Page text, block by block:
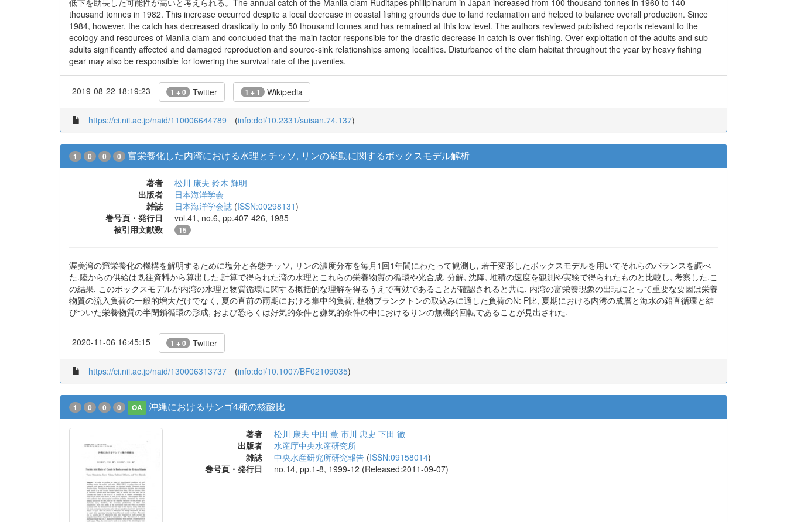
低下を助長した可能性が高いと考えられる。The annual catch of the Manila clam Ruditapes phillipinarum in Japan increased from 100 thousand tonnes in 1960 to 140
thousand tonnes in 1982. This increase occurred despite a local decrease in coastal fishing grounds due to land reclamation and helped to balance overall production. Since
1984, however, the catch has decreased drastically to only 50 thousand tonnes and has remained at this low level. The authors reviewed published reports relevant to the
ecology and resources of Manila clam and concluded that the main factor responsible for the drastic decrease in catch is over-fishing. Over-exploitation of the adults and sub-
adults significantly affected and damaged reproduction and source-sink relationships among localities. Disturbance of the clam habitat throughout the year by heavy fishing
gear may also be responsible for lowering the survival rate of the juveniles.
2019-08-22 18:19:23 1 + 0 Twitter 1 + 1 Wikipedia
https://ci.nii.ac.jp/naid/110006644789 (info:doi/10.2331/suisan.74.137)
1 0 0 0 富栄養化した内湾における水理とチッソ, リンの挙動に関するボックスモデル解析
著者 松川 康夫 鈴木 輝明
出版者
日本海洋学会
雑誌
日本海洋学会誌 (ISSN:00298131)
巻号頁・発行日
vol.41, no.6, pp.407-426, 1985
被引用文献数
15
渥美湾の窟栄養化の機構を解明するために塩分と各態チッソ, リンの濃度分布を毎月1回1年間にわたって観測し, 若干変形したボックスモデルを用いてそれらのバランスを調べ
た.陸からの供給は既往資料から算出した.計算で得られた湾の水理とこれらの栄養物質の循環や光合成, 分解, 沈降, 堆積の速度を観測や実験で得られたものと比較し, 考察した.こ
の結果, このボックスモデルが内湾の水理と物質循環に関する概括的な理解を得るうえで有効であることが確認されると共に, 内湾の富栄養現象の出現にとって重要な要因は栄養
物質の流入負荷の一般的増大だけでなく, 夏の直前の雨期における集中的負荷, 植物プランクトンの取込みに適した負荷のN: P比, 夏期における内湾の成層と海水の鉛直循環と結
びついた栄養物質の半閉鎖循環の形成, および恐らくは好気的条件と嫌気的条件の中におけるりンの無機的回転であることが見出された.
2020-11-06 16:45:15 1 + 0 Twitter
https://ci.nii.ac.jp/naid/130006313737 (info:doi/10.1007/BF02109035)
1 0 0 0 OA 沖縄におけるサンゴ4種の核酸比
著者 松川 康夫 中田 薫 市川 忠史 下田 徹
出版者
水産庁中央水産研究所
雑誌
中央水産研究所研究報告 (ISSN:09158014)
巻号頁・発行日
no.14, pp.1-8, 1999-12 (Released:2011-09-07)